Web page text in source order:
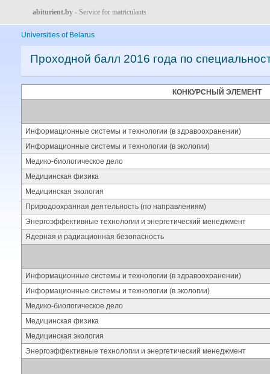
abiturient.by - Service for matriculants
Universities of Belarus
Проходной балл 2016 года по
КОНКУРСНЫЙ ЭЛЕМЕНТ
Информационные системы и технологии (в здравоохранении)
Информационные системы и технологии (в экологии)
Медико-биологическое дело
Медицинская физика
Медицинская экология
Природоохранная деятельность (по направлениям)
Энергоэффективные технологии и энергетический менеджмент
Ядерная и радиационная безопасность
Информационные системы и технологии (в здравоохранении)
Информационные системы и технологии (в экологии)
Медико-биологическое дело
Медицинская физика
Медицинская экология
Энергоэффективные технологии и энергетический менеджмент